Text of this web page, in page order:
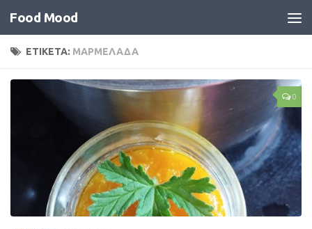
Food Mood
ΕΤΙΚΕΤΑ: ΜΑΡΜΕΛΑΔΑ
0